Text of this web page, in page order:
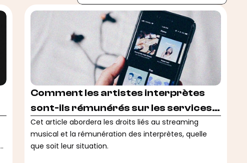
Comment les artistes interprètes
sont-ils rémunérés sur les services
de streaming musical ?
Cet article abordera les droits liés au streaming
musical et la rémunération des interprètes, quelle
que soit leur situation.